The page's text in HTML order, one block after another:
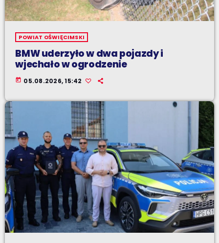
POWIAT OŚWIĘCIMSKI
BMW uderzyło w dwa pojazdy i
wjechało w ogrodzenie
today 05.08.2026, 15:42